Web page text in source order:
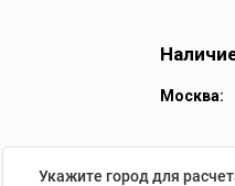
Москва:
Укажите город для